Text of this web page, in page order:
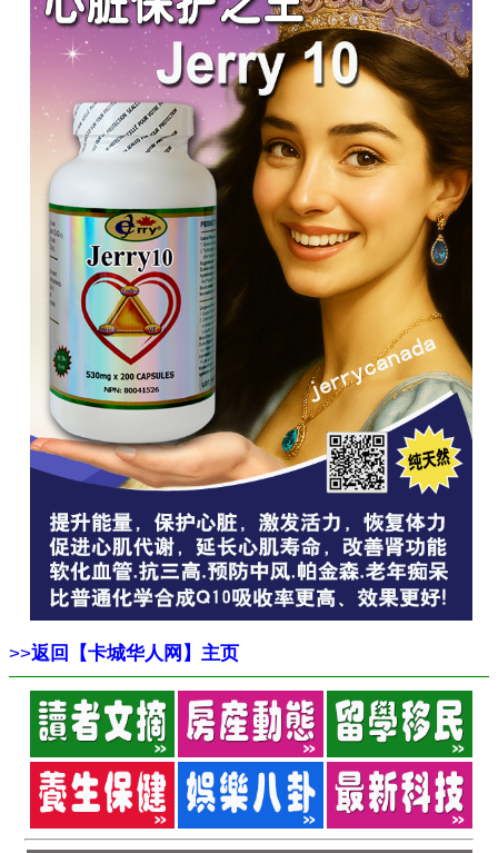
>>返回【卡城华人网】主页